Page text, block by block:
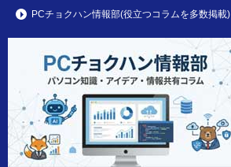
PCチョクハン情報部(役立つコラムを多数掲載)